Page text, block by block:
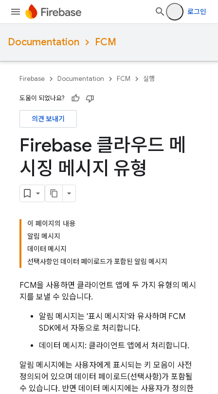
로그인
Documentation FCM
Firebase Documentation FCM 실행
도움이 되었나요?
의견 보내기
Firebase 클라우드 메
시징 메시지 유형
이 페이지의 내용
알림 메시지
데이터 메시지
선택사항인 데이터 페이로드가 포함된 알림 메시지
FCM을 사용하면 클라이언트 앱에 두 가지 유형의 메시
지를 보낼 수 있습니다.
알림 메시지는 '표시 메시지'와 유사하며 FCM
SDK에서 자동으로 처리합니다.
데이터 메시지: 클라이언트 앱에서 처리합니다.
알림 메시지에는 사용자에게 표시되는 키 모음이 사전
정의되어 있으며 데이터 페이로드(선택사항)가 포함될
수 있습니다. 반면 데이터 메시지에는 사용자가 정의한